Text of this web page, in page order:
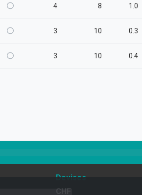
4 8 1.0
3 10 0.3
3 10 0.4
Devises
CHF